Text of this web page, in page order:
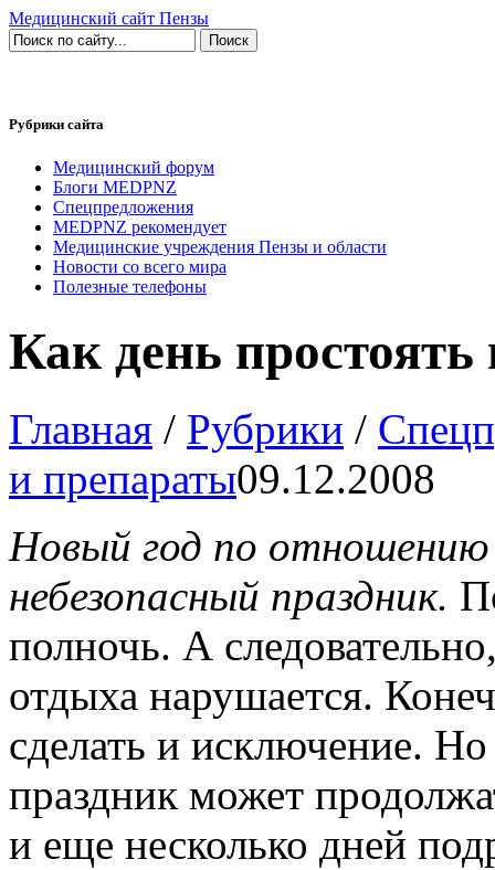
Медицинский сайт Пензы
Рубрики сайта
Медицинский форум
Блоги MEDPNZ
Спецпредложения
MEDPNZ рекомендует
Медицинские учреждения Пензы и области
Новости со всего мира
Полезные телефоны
Как день
Главная / Рубрики /
и препараты09.12.2008
Новый год по
небезопасный праздник.
полночь. А
отдыха нарушается.
сделать и исключение.
праздник может
и еще несколько дней